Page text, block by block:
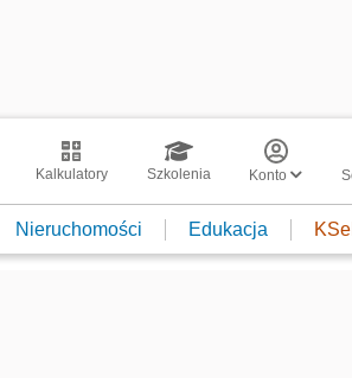
Kalkulatory Szkolenia Konto
Nieruchomości Edukacja